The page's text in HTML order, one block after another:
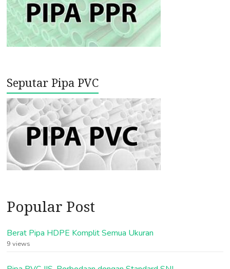
Seputar Pipa PVC
Popular Post
Berat Pipa HDPE Komplit Semua Ukuran
9 views